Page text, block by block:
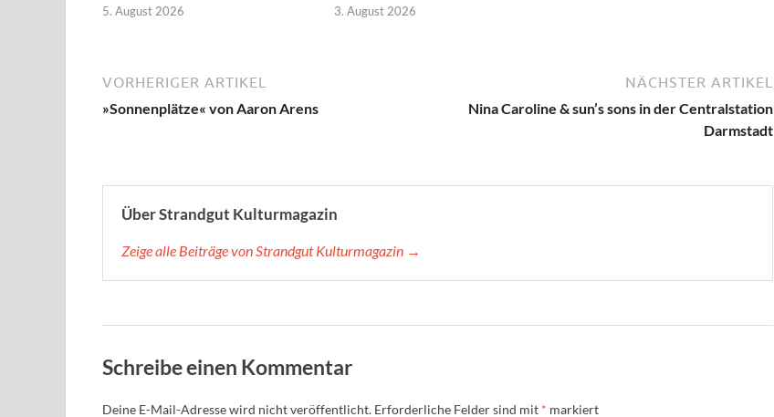
5. August 2026 3. August 2026
VORHERIGER ARTIKEL
»Sonnenplätze« von Aaron Arens
NÄCHSTER ARTIKEL
Nina Caroline & sun’s sons in der Centralstation
Darmstadt
Über Strandgut Kulturmagazin
Zeige alle Beiträge von Strandgut Kulturmagazin →
Schreibe einen Kommentar
Deine E-Mail-Adresse wird nicht veröffentlicht. Erforderliche Felder sind mit * markiert